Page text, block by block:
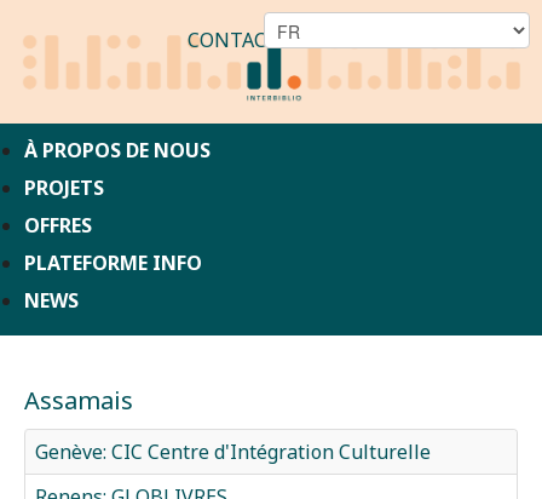
CONTACT
À PROPOS DE NOUS
PROJETS
OFFRES
PLATEFORME INFO
NEWS
Assamais
Genève: CIC Centre d'Intégration Culturelle